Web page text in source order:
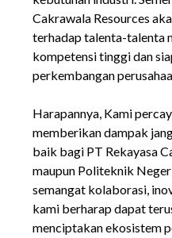
Cakrawala Resources
terhadap talenta-talenta
kompetensi tinggi dan
perkembangan
Harapannya, Kami
memberikan dampak
baik bagi PT Rekayasa
maupun Politeknik
semangat kolaborasi,
kami berharap dapat
menciptakan ekosistem